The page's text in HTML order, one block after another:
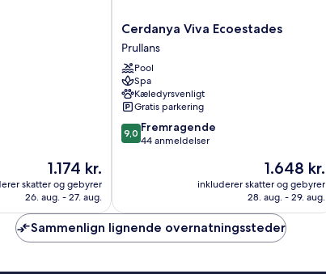
Prisen
er
1.174 kr.
1.174 kr.
skatter og gebyrer
26. aug. - 27. aug.
Cerdanya
Viva
Ecoestades
Prullans
Cerdanya Viva Ecoestades
Prullans
Pool
Spa
Kæledyrsvenligt
Gratis parkering
9.0
ud
anmeldelser
9,0 Fremragende
44 anmeldelser
Prisen
er
1.648 kr.
1.648 kr.
inkluderer skatter og gebyrer
28. aug. - 29. aug.
Sammenlign lignende overnatningssteder